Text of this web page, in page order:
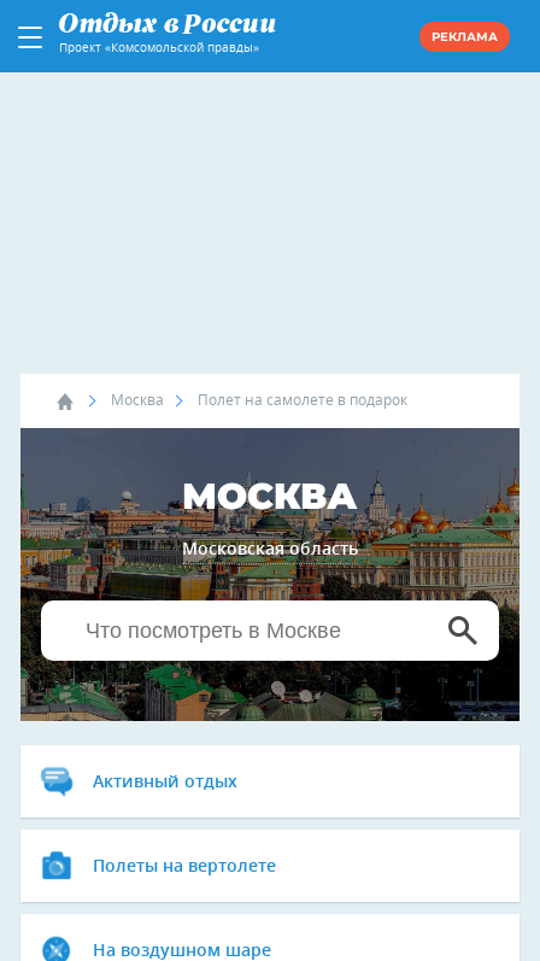
Проект «Комсомольской правды»
РЕКЛАМА
Москва Полет на самолете в подарок
МОСКВА
Московская область
Активный отдых
Полеты на вертолете
На воздушном шаре